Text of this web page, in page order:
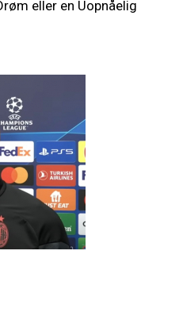
eller en Uopnåelig